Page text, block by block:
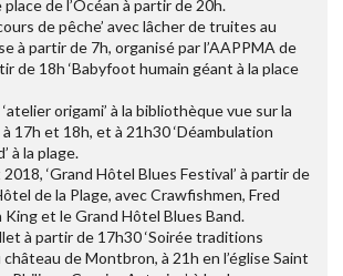
place de l’Océan à partir de 20h.
de pêche’ avec lâcher de truites au
à partir de 7h, organisé par l’AAPPMA de
de 18h ‘Babyfoot humain géant à la place
origami’ à la bibliothèque vue sur la
17h et 18h, et à 21h30 ‘Déambulation
à la plage.
‘Grand Hôtel Blues Festival’ à partir de
de la Plage, avec Crawfishmen, Fred
King et le Grand Hôtel Blues Band.
à partir de 17h30 ‘Soirée traditions
château de Montbron, à 21h en l’église Saint